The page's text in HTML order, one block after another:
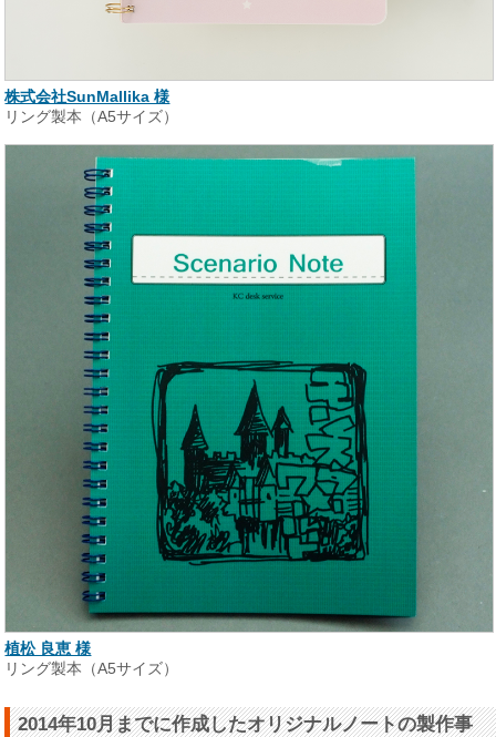
株式会社SunMallika 様
リング製本（A5サイズ）
植松 良恵 様
リング製本（A5サイズ）
2014年10月までに作成したオリジナルノートの製作事